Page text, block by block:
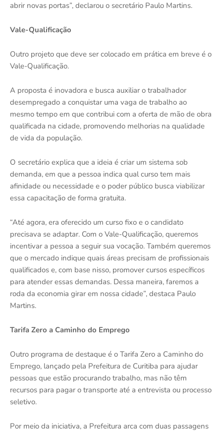
abrir novas portas”, declarou o secretário Paulo Martins.
Vale-Qualificação
Outro projeto que deve ser colocado em prática em breve é o
Vale-Qualificação.
A proposta é inovadora e busca auxiliar o trabalhador
desempregado a conquistar uma vaga de trabalho ao
mesmo tempo em que contribui com a oferta de mão de obra
qualificada na cidade, promovendo melhorias na qualidade
de vida da população.
O secretário explica que a ideia é criar um sistema sob
demanda, em que a pessoa indica qual curso tem mais
afinidade ou necessidade e o poder público busca viabilizar
essa capacitação de forma gratuita.
“Até agora, era oferecido um curso fixo e o candidato
precisava se adaptar. Com o Vale-Qualificação, queremos
incentivar a pessoa a seguir sua vocação. Também queremos
que o mercado indique quais áreas precisam de profissionais
qualificados e, com base nisso, promover cursos específicos
para atender essas demandas. Dessa maneira, faremos a
roda da economia girar em nossa cidade”, destaca Paulo
Martins.
Tarifa Zero a Caminho do Emprego
Outro programa de destaque é o Tarifa Zero a Caminho do
Emprego, lançado pela Prefeitura de Curitiba para ajudar
pessoas que estão procurando trabalho, mas não têm
recursos para pagar o transporte até a entrevista ou processo
seletivo.
Por meio da iniciativa, a Prefeitura arca com duas passagens